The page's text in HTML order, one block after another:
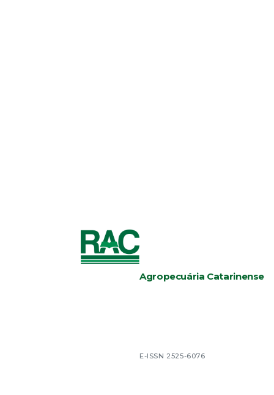
Agropecuária Catarinense
E-ISSN 2525-6076